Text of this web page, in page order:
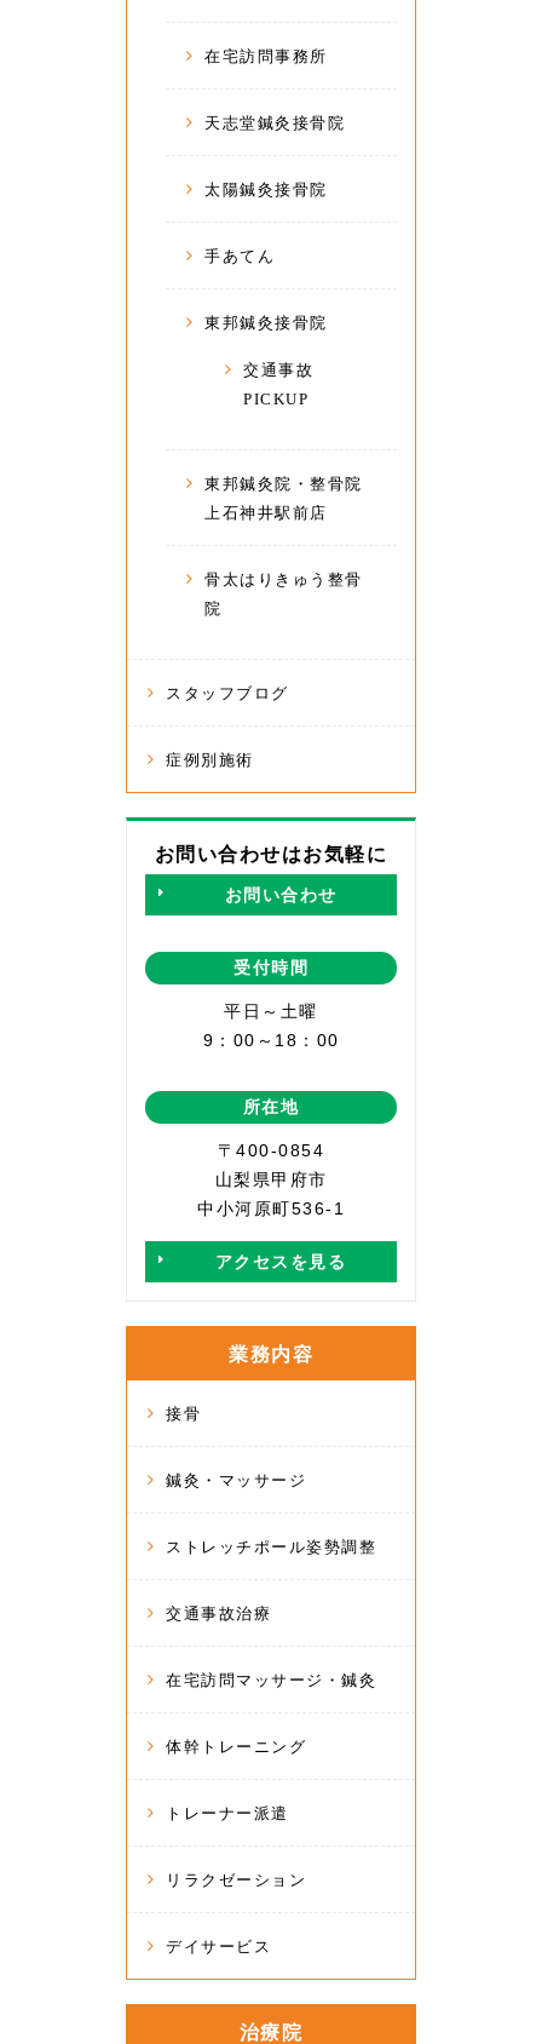
在宅訪問事務所
天志堂鍼灸接骨院
太陽鍼灸接骨院
手あてん
東邦鍼灸接骨院
交通事故
PICKUP
東邦鍼灸院・整骨院
上石神井駅前店
骨太はりきゅう整骨
院
スタッフブログ
症例別施術
お問い合わせはお気軽に
お問い合わせ
受付時間
平日～土曜
9：00～18：00
所在地
〒400-0854
山梨県甲府市
中小河原町536-1
アクセスを見る
業務内容
接骨
鍼灸・マッサージ
ストレッチポール姿勢調整
交通事故治療
在宅訪問マッサージ・鍼灸
体幹トレーニング
トレーナー派遣
リラクゼーション
デイサービス
治療院